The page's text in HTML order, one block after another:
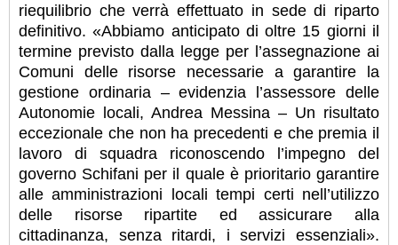
riequilibrio che verrà effettuato in sede di riparto
definitivo. «Abbiamo anticipato di oltre 15 giorni il
termine previsto dalla legge per l’assegnazione ai
Comuni delle risorse necessarie a garantire la
gestione ordinaria – evidenzia l’assessore delle
Autonomie locali, Andrea Messina – Un risultato
eccezionale che non ha precedenti e che premia il
lavoro di squadra riconoscendo l’impegno del
governo Schifani per il quale è prioritario garantire
alle amministrazioni locali tempi certi nell’utilizzo
delle risorse ripartite ed assicurare alla
cittadinanza, senza ritardi, i servizi essenziali».